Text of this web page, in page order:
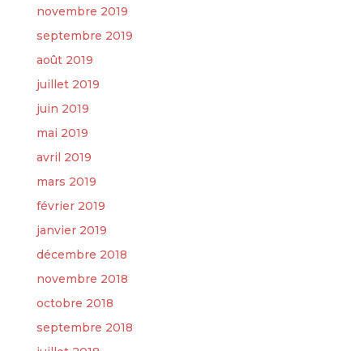
novembre 2019
septembre 2019
août 2019
juillet 2019
juin 2019
mai 2019
avril 2019
mars 2019
février 2019
janvier 2019
décembre 2018
novembre 2018
octobre 2018
septembre 2018